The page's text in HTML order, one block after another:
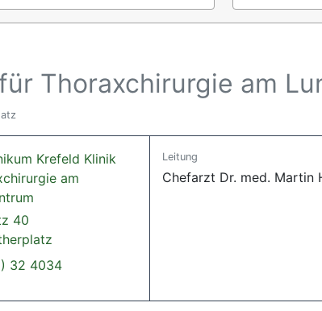
Thoraxchirurgie am
Krefeld Klinik
am
40
32 4034
Leitung
Chefarzt Dr. med. Martin